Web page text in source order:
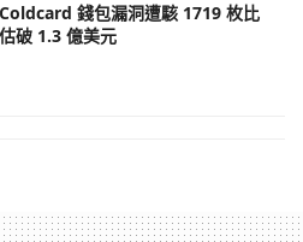
錢包漏洞遭駭 1719 枚比
破 1.3 億美元